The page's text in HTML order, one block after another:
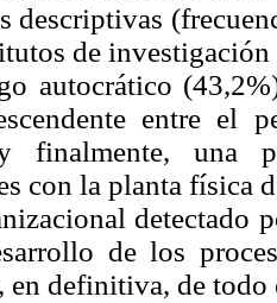
descriptivas
de
autocrático
entre el
finalmente, una
con la planta física
detectado
de los
en definitiva, de